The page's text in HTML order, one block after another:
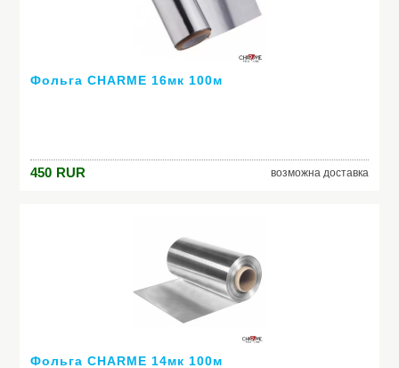
Фольга CHARME 16мк 100м
450 RUR возможна доставка
Фольга CHARME 14мк 100м